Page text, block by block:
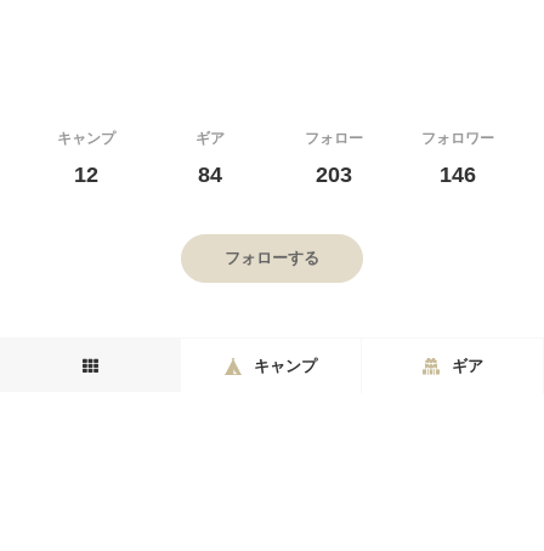
キャンプ
12
ギア
84
フォロー
203
フォロワー
146
フォローする
キャンプ ギア